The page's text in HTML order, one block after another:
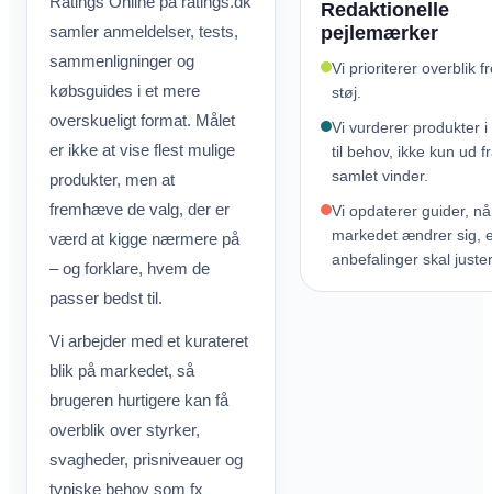
samler anmeldelser, tests,
sammenligninger og
købsguides i et mere
overskueligt format. Målet
er ikke at vise flest mulige
produkter, men at
fremhæve de valg, der er
værd at kigge nærmere på
– og forklare, hvem de
passer bedst til.
Vi arbejder med et kurateret
blik på markedet, så
brugeren hurtigere kan få
overblik over styrker,
svagheder, prisniveauer og
typiske behov som fx
Redaktionelle
pejlemærker
Vi prioriterer overblik
støj.
Vi vurderer produkter i
til behov, ikke kun ud
samlet vinder.
Vi opdaterer guider,
markedet ændrer sig,
anbefalinger skal